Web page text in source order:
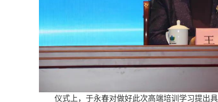
仪式上，于永春对做好此次高端培训学习提出